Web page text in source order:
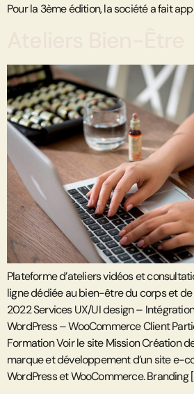
Pour la 3ème édition, la société a fait
Plateforme d’ateliers vidéos et
ligne dédiée au bien-être du corps et de
2022 Services UX/UI design –
WordPress – WooCommerce Client
Formation Voir le site Mission Création
marque et développement d’un site e-
WordPress et WooCommerce. Branding